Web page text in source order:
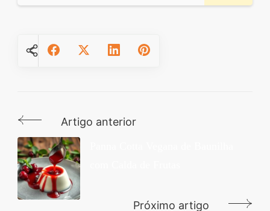
Navegação
de
post
Artigo anterior
Próximo artigo